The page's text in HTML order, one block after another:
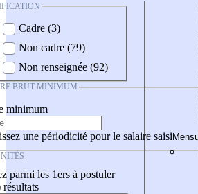
Cadre (3)
Non cadre (79)
Non renseignée (92)
BRUT MINIMUM
minimum
une périodicité pour le salaire saisi
parmi les 1ers à postuler
résultats